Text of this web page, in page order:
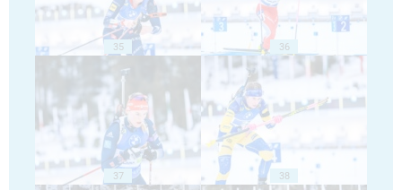
35 36
37 38